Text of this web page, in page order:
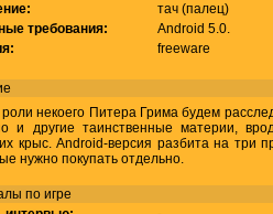
тач (палец)
требования:
Android 5.0.
freeware
некоего Питера Грима будем
и другие таинственные материи,
крыс. Android-версия разбита на три
нужно покупать отдельно.
по игре